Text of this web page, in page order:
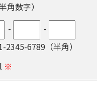
角数字）
-
-
2345-6789（半角）
※